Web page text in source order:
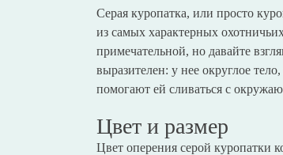
Серая куропатка, или просто
из самых характерных
примечательной, но давайте
выразителен: у нее округлое
помогают ей сливаться с
Цвет и размер
Цвет оперения серой куропатки